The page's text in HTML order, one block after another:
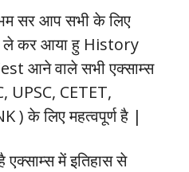
सर आप सभी के लिए
ले कर आया हु History
आने वाले सभी एक्साम्स
UPSC, CETET,
) के लिए महत्वपूर्ण है |
एक्साम्स में इतिहास से